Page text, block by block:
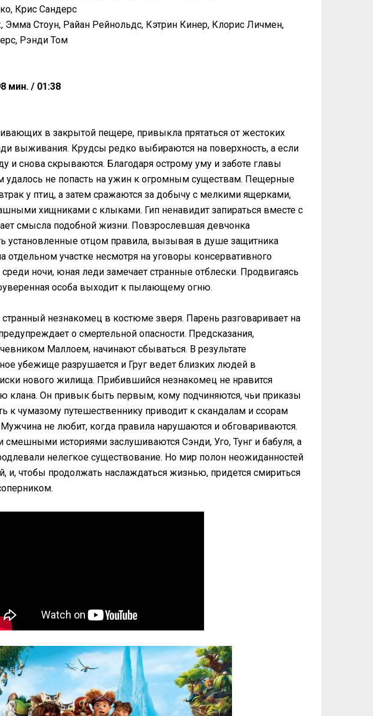
Крис Сандерс
Стоун, Райан Рейнольдс, Кэтрин Кинер, Клорис Личмен,
Рэнди Том
мин. / 01:38
в закрытой пещере, привыкла прятаться от жестоких
выживания. Крудсы редко выбираются на поверхность, а если
и снова скрываются. Благодаря острому уму и заботе главы
удалось не попасть на ужин к огромным существам. Пещерные
у птиц, а затем сражаются за добычу с мелкими ящерками,
хищниками с клыками. Гип ненавидит запираться вместе с
смысла подобной жизни. Повзрослевшая девчонка
установленные отцом правила, вызывая в душе защитника
отдельном участке несмотря на уговоры консервативного
ночи, юная леди замечает странные отблески. Продвигаясь
особа выходит к пылающему огню.
странный незнакомец в костюме зверя. Парень разговаривает на
о смертельной опасности. Предсказания,
Маллоем, начинают сбываться. В результате
убежище разрушается и Груг ведет близких людей в
нового жилища. Прибившийся незнакомец не нравится
клана. Он привык быть первым, кому подчиняются, чьи приказы
к чумазому путешественнику приводит к скандалам и ссорам
не любит, когда правила нарушаются и обговариваются.
смешными историями заслушиваются Сэнди, Уго, Тунг и бабуля, а
нелегкое существование. Но мир полон неожиданностей
и, чтобы продолжать наслаждаться жизнью, придется смириться